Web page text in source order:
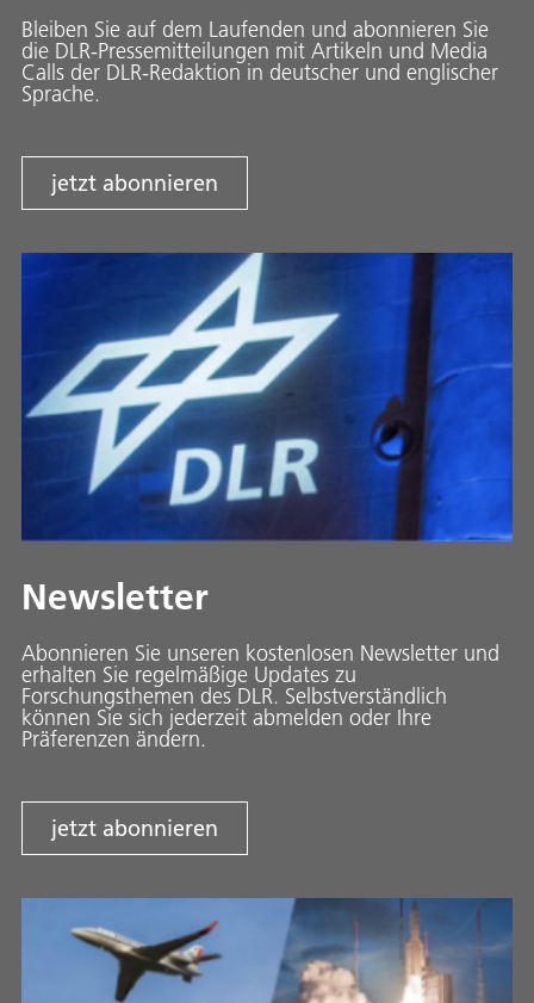
Bleiben Sie auf dem Laufenden und abonnieren Sie
die DLR-Pressemitteilungen mit Artikeln und Media
Calls der DLR-Redaktion in deutscher und englischer
Sprache.
jetzt abonnieren
Newsletter
Abonnieren Sie unseren kostenlosen Newsletter und
erhalten Sie regelmäßige Updates zu
Forschungsthemen des DLR. Selbstverständlich
können Sie sich jederzeit abmelden oder Ihre
Präferenzen ändern.
jetzt abonnieren